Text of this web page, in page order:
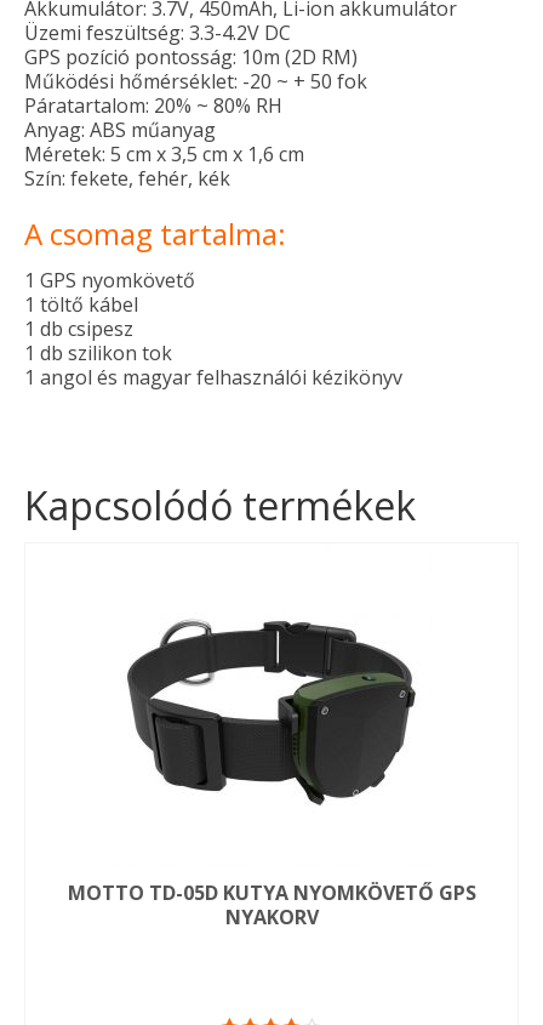
Akkumulátor: 3.7V, 450mAh, Li-ion akkumulátor
Üzemi feszültség: 3.3-4.2V DC
GPS pozíció pontosság: 10m (2D RM)
Működési hőmérséklet: -20 ~ + 50 fok
Páratartalom: 20% ~ 80% RH
Anyag: ABS műanyag
Méretek: 5 cm x 3,5 cm x 1,6 cm
Szín: fekete, fehér, kék
A csomag tartalma:
1 GPS nyomkövető
1 töltő kábel
1 db csipesz
1 db szilikon tok
1 angol és magyar felhasználói kézikönyv
Kapcsolódó termékek
MOTTO TD-05D KUTYA NYOMKÖVETŐ GPS
NYAKORV